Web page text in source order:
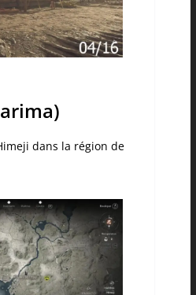
dans la région de